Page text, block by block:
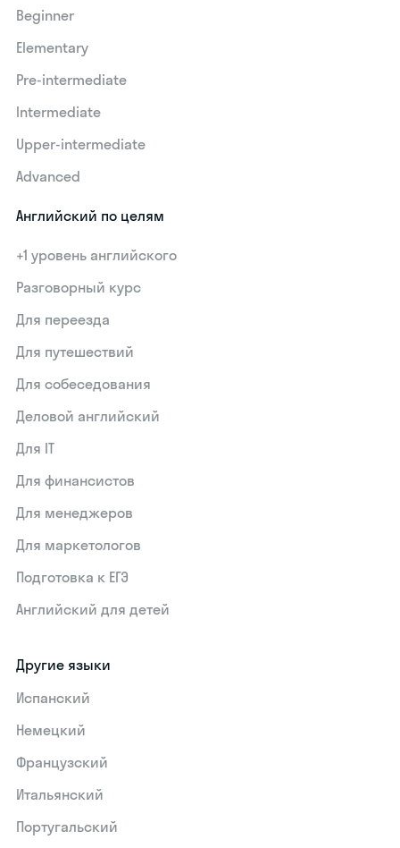
Beginner
Elementary
Pre-intermediate
Intermediate
Upper-intermediate
Advanced
Английский по целям
+1 уровень английского
Разговорный курс
Для переезда
Для путешествий
Для собеседования
Деловой английский
Для IT
Для финансистов
Для менеджеров
Для маркетологов
Подготовка к ЕГЭ
Английский для детей
Другие языки
Испанский
Немецкий
Французский
Итальянский
Португальский